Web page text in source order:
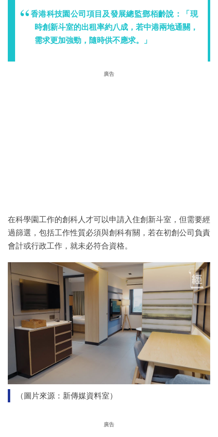
香港科技園公司項目及發展總監鄧栢齡說：「現
時創新斗室的出租率約八成，若中港兩地通關，
需求更加強勁，隨時供不應求。」
廣告
在科學園工作的創科人才可以申請入住創新斗室，但需要經
過篩選，包括工作性質必須與創科有關，若在初創公司負責
會計或行政工作，就未必符合資格。
（圖片來源：新傳媒資料室）
廣告